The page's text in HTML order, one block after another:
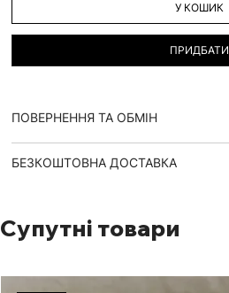
У КОШИК
ПРИДБАТИ
ПОВЕРНЕННЯ ТА ОБМІН
БЕЗКОШТОВНА ДОСТАВКА
Супутні товари